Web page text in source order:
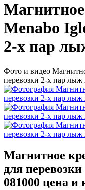
Menabo
2-х пар
Фото и видео
перевозки 2-х пар
Магнитное
для
081000 цена и